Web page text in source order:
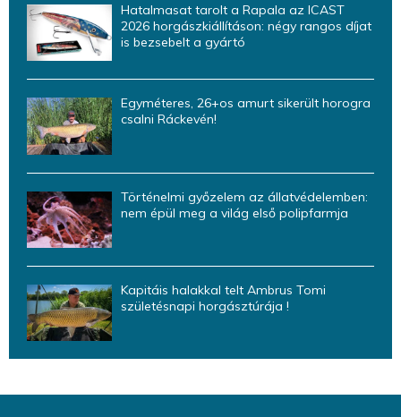
Hatalmasat tarolt a Rapala az ICAST
2026 horgászkiállításon: négy rangos díjat
is bezsebelt a gyártó
Egyméteres, 26+os amurt sikerült horogra
csalni Ráckevén!
Történelmi győzelem az állatvédelemben:
nem épül meg a világ első polipfarmja
Kapitáis halakkal telt Ambrus Tomi
születésnapi horgásztúrája !